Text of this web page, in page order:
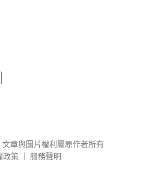
文章與圖片權利屬原作者所有
政策
服務聲明